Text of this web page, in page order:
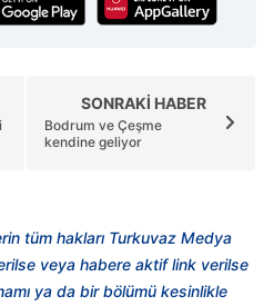
SONRAKİ HABER
Bodrum ve Çeşme
kendine geliyor
tüm hakları Turkuvaz Medya
veya habere aktif link verilse
ya da bir bölümü kesinlikle